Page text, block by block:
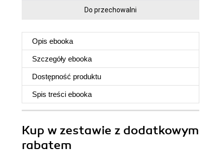
Do przechowalni
Opis ebooka
Szczegóły ebooka
Dostępność produktu
Spis treści ebooka
Kup w zestawie z dodatkowym
rabatem